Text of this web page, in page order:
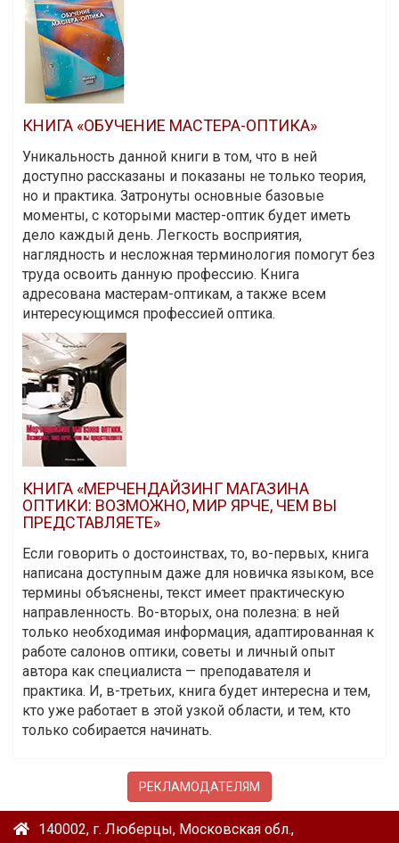
КНИГА «ОБУЧЕНИЕ МАСТЕРА-ОПТИКА»
Уникальность данной книги в том, что в ней
доступно рассказаны и показаны не только теория,
но и практика. Затронуты основные базовые
моменты, с которыми мастер-оптик будет иметь
дело каждый день. Легкость восприятия,
наглядность и несложная терминология помогут без
труда освоить данную профессию. Книга
адресована мастерам-оптикам, а также всем
интересующимся профессией оптика.
КНИГА «МЕРЧЕНДАЙЗИНГ МАГАЗИНА
ОПТИКИ: ВОЗМОЖНО, МИР ЯРЧЕ, ЧЕМ ВЫ
ПРЕДСТАВЛЯЕТЕ»
Если говорить о достоинствах, то, во-первых, книга
написана доступным даже для новичка языком, все
термины объяснены, текст имеет практическую
направленность. Во-вторых, она полезна: в ней
только необходимая информация, адаптированная к
работе салонов оптики, советы и личный опыт
автора как специалиста — преподавателя и
практика. И, в-третьих, книга будет интересна и тем,
кто уже работает в этой узкой области, и тем, кто
только собирается начинать.
РЕКЛАМОДАТЕЛЯМ
140002, г. Люберцы, Московская обл.,